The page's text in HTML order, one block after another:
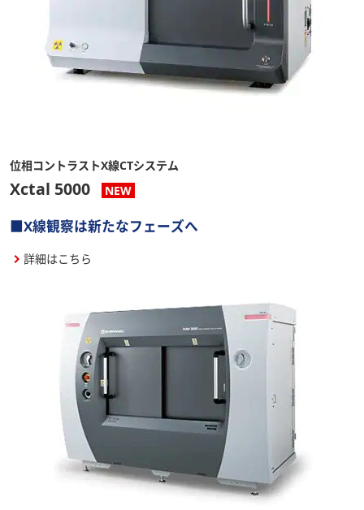
位相コントラストX線CTシステム
Xctal 5000 NEW
■X線観察は新たなフェーズへ
詳細はこちら